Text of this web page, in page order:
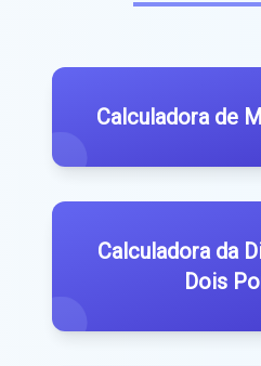
Calculadora de
Calculadora da
Dois